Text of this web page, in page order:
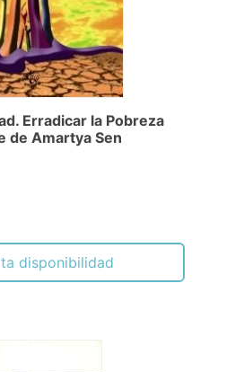
Erradicar la Pobreza
de Amartya Sen
disponibilidad